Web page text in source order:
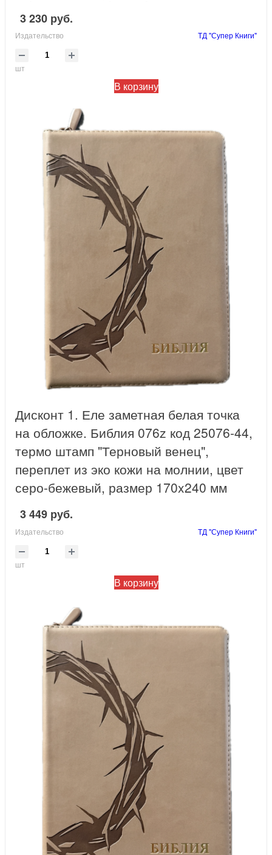
3 230 руб.
Издательство ТД "Супер Книги"
шт
В корзину
Дисконт 1. Еле заметная белая точка
на обложке. Библия 076z код 25076-44,
термо штамп "Терновый венец",
переплет из эко кожи на молнии, цвет
серо-бежевый, размер 170x240 мм
3 449 руб.
Издательство ТД "Супер Книги"
шт
В корзину